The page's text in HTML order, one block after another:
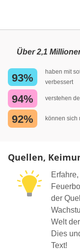
Über 2,1
93%
haben mit
verbessert
94% verstehen
92% können sich
Quellen,
der
Welt
Dies
Text!